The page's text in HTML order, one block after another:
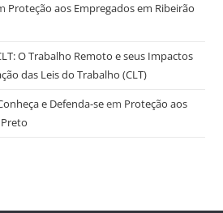
Proteção aos Empregados em Ribeirão
O Trabalho Remoto e seus Impactos
das Leis do Trabalho (CLT)
e Defenda-seem Proteção aos